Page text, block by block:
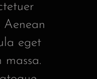
eget
massa.